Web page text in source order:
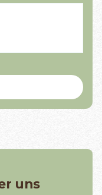
uns